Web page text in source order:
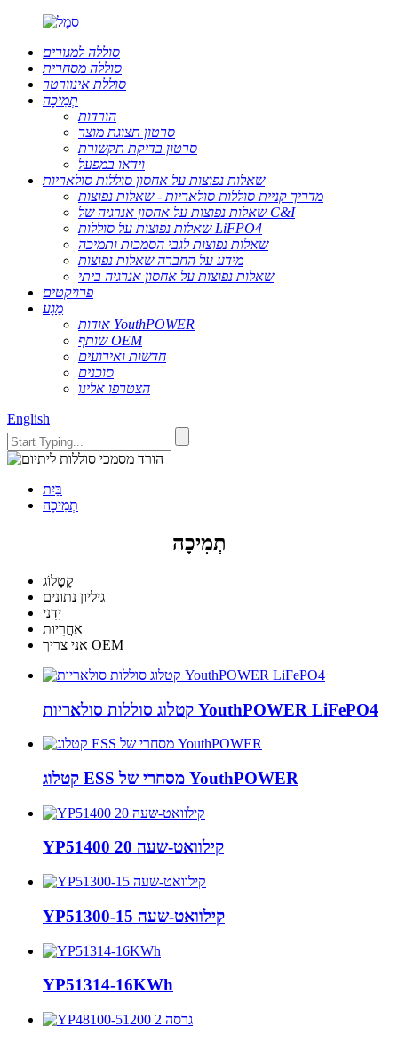
סוללה למגורים
סוללה מסחרית
סוללת אינוורטר
תְמִיכָה
הורדות
סרטון תצוגת מוצר
סרטון בדיקת תקשורת
וידאו במפעל
שאלות נפוצות על אחסון סוללות סולאריות
מדריך קניית סוללות סולאריות - שאלות נפוצות
שאלות נפוצות על אחסון אנרגיה של C&I
שאלות נפוצות על סוללות LiFPO4
שאלות נפוצות לגבי הסמכות ותמיכה
מידע על החברה שאלות נפוצות
שאלות נפוצות על אחסון אנרגיה ביתי
פרויקטים
מַגָע
אודות YouthPOWER
שותף OEM
חדשות ואירועים
סוכנים
הצטרפו אלינו
English
בַּיִת
תְמִיכָה
תְמִיכָה
קָטָלוֹג
גיליון נתונים
יָדָנִי
אַחֲרָיוּת
אני צריך OEM
קטלוג סוללות סולאריות YouthPOWER LiFePO4
קטלוג ESS מסחרי של YouthPOWER
YP51400 20 קילוואט-שעה
YP51300-15 קילוואט-שעה
YP51314-16KWh